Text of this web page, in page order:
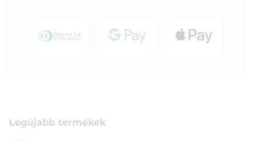
Legújabb termékek